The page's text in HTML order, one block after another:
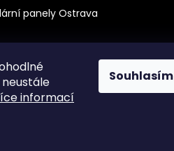
informací
Souhlasím
panely Ostrava